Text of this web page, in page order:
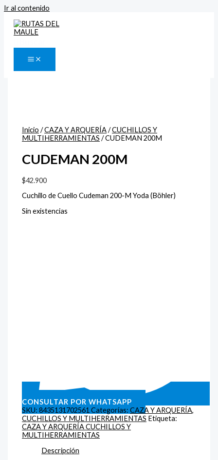
Ir al contenido
Inicio /CAZA Y ARQUERÍA/CUCHILLOS Y
MULTIHERRAMIENTAS / CUDEMAN 200M
CUDEMAN 200M
$42.900
Cuchillo de Cuello Cudeman 200-M Yoda (Böhler)
Sin existencias
CONSULTAR POR WHATSAPP
SKU:8435131702561 Categorías:CAZA Y ARQUERÍA,
CUCHILLOS Y MULTIHERRAMIENTAS Etiqueta:
CAZA Y ARQUERÍA CUCHILLOS Y
MULTIHERRAMIENTAS
Descripción